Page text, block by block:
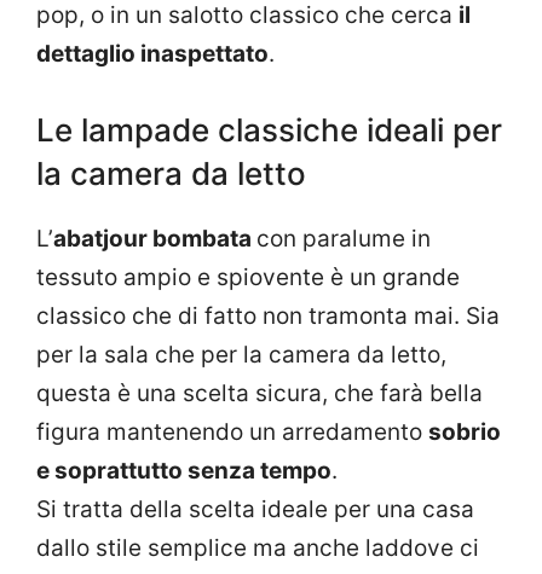
pop, o in un salotto classico che cerca il
dettaglio inaspettato.
Le lampade classiche ideali per
la camera da letto
L’abatjour bombata con paralume in
tessuto ampio e spiovente è un grande
classico che di fatto non tramonta mai. Sia
per la sala che per la camera da letto,
questa è una scelta sicura, che farà bella
figura mantenendo un arredamento sobrio
e soprattutto senza tempo.
Si tratta della scelta ideale per una casa
dallo stile semplice ma anche laddove ci